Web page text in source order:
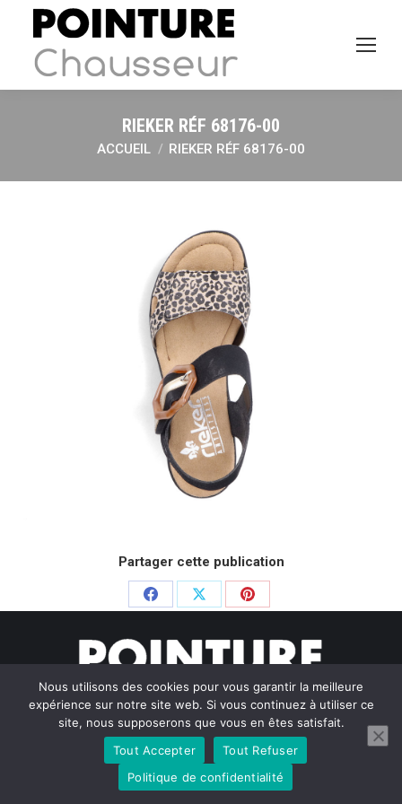
RIEKER RÉF 68176-00
Vous êtes ici :
ACCUEIL RIEKER RÉF 68176-00
Partager cette publication
Partager
Facebook
PartagerPartager
Pinterest
© Pointure Chausseurs - 2020. Dream-Theme — truly
WordPress themes
Menu BAS
Nous utilisons des cookies pour vous garantir la meilleure
expérience sur notre site web. Si vous continuez à utiliser ce
site, nous supposerons que vous en êtes satisfait.
Tout Accepter
Tout Refuser
Politique de confidentialité